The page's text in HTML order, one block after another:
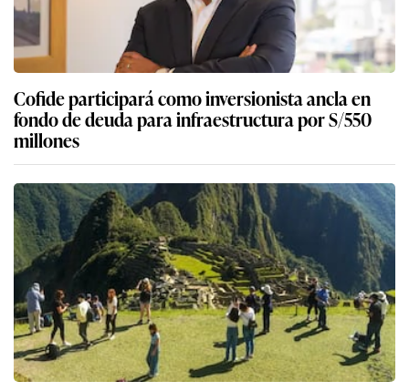
Cofide participará como inversionista ancla en
fondo de deuda para infraestructura por S/550
millones